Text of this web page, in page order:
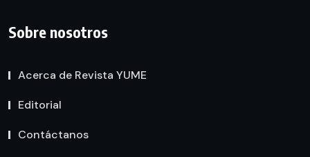
Sobre nosotros
Acerca de Revista YUME
Editorial
Contáctanos